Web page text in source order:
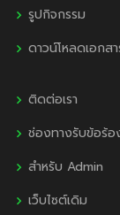
รูปกิจกรรม
ดาวน์โหลดเอกสา
ติดต่อเรา
ช่องทางรับข้อร้อ
สำหรับ Admin
เว็บไซต์เดิม